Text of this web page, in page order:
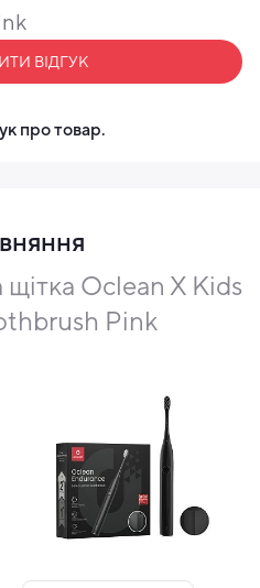
ВІДГУК
про товар.
Oclean X Kids
Pink